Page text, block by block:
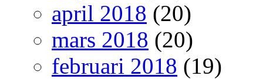
april 2018 (20)
mars 2018 (20)
februari 2018 (19)